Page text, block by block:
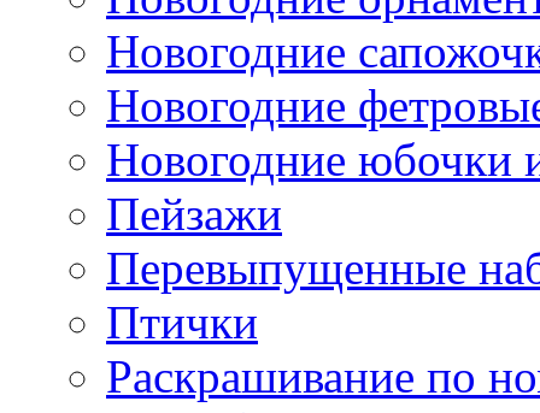
Новогодние
Новогодние
Новогодние юбочки
Пейзажи
Перевыпущенные
Птички
Раскрашивание по